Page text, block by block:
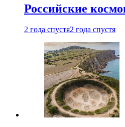
Российские
2 года спустя2 года спустя